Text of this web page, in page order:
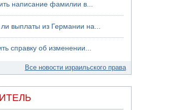
написание фамилии в...
выплаты из Германии на...
справку об изменении...
Все новости израильского права